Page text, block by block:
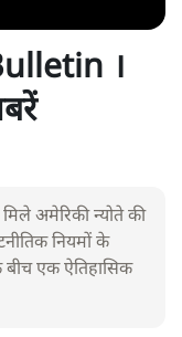
।
मिले अमेरिकी न्योते की
नियमों के
एक ऐतिहासिक